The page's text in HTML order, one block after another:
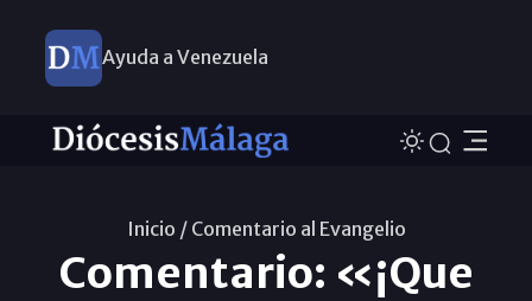
Ayuda a Venezuela
Inicio / Comentario al Evangelio
Comentario: «¡Que